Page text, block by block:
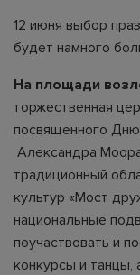
12 июня выбор
будет намного
На площади
торжественная
посвященного Дню
Александра
традиционный
культур «Мост
национальные
поучаствовать и
конкурсы и танцы,